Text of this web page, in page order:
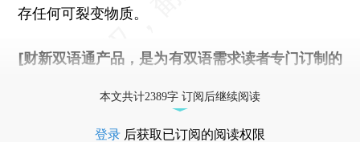
存任何可裂变物质。
[财新双语通产品，是为有双语需求读者专门订制的
本文共计2389字 订阅后继续阅读
登录 后获取已订阅的阅读权限